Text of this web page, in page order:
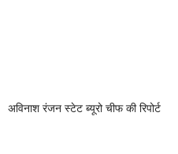
अविनाश रंजन स्टेट ब्यूरो चीफ की रिपोर्ट